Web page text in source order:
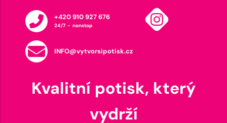
+420 910 927 676
24/7 - nonstop
INFO@vytvorsipotisk.cz
Kvalitní potisk, který
vydrží